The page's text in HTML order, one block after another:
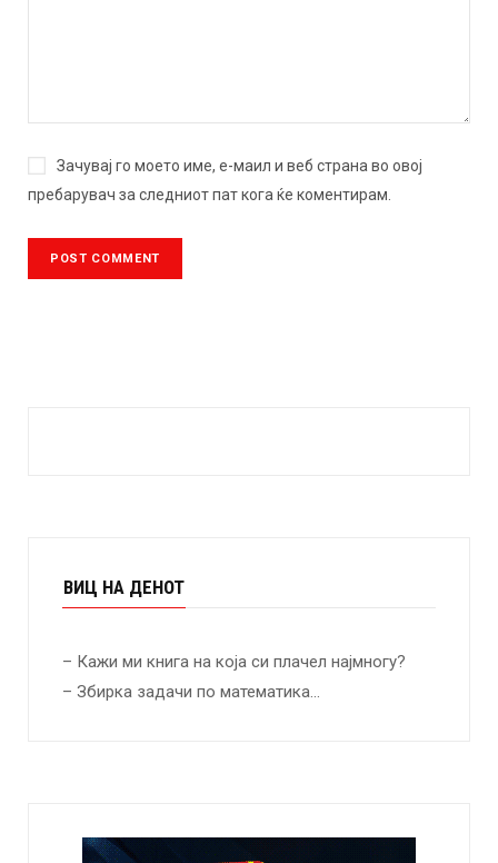
Зачувај го моето име, е-маил и веб страна во овој
пребарувач за следниот пат кога ќе коментирам.
ВИЦ НА ДЕНОТ
– Кажи ми книга на која си плачел најмногу?
– Збирка задачи по математика…